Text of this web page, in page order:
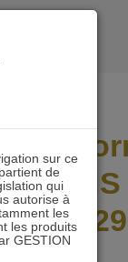
12-29
sur ce
de
qui
autorise à
les
les produits
GESTION